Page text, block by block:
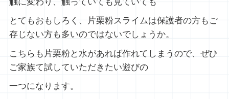
とてもおもしろく、片栗粉スライムは保護者の方もご
存じない方も多いのではないでしょうか。
こちらも片栗粉と水があれば作れてしまうので、ぜひ
ご家族て試していただきたい遊びの
一つになります。